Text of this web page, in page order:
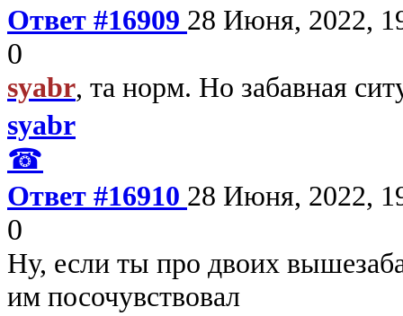
Ответ #16909 28 Июня, 2022,
0
syabr, та норм. Но забавная
syabr
☎
Ответ #16910 28 Июня, 2022,
0
Ну, если ты про двоих
им посочувствовал